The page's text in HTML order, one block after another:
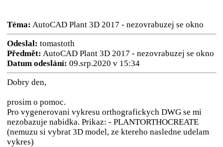
Téma: AutoCAD Plant 3D 2017 - nezovrabuzej se okno
Odeslal: tomastoth
Předmět: AutoCAD Plant 3D 2017 - nezovrabuzej se okno
Datum odeslání: 09.srp.2020 v 15:34
Dobry den,
prosim o pomoc.
Pro vygenerovani vykresu orthografickych DWG se mi
nezobazuje nabidka. Prikaz: - PLANTORTHOCREATE
(nemuzu si vybrat 3D model, ze ktereho nasledne udelam
vykres)